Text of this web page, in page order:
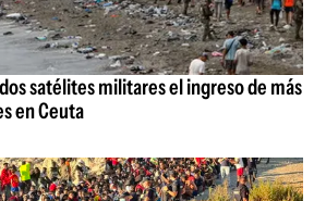
satélites militares el ingreso de más
en Ceuta